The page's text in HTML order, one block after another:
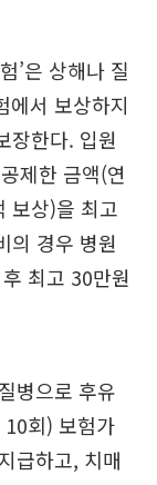
’은 상해나 질
에서 보상하지
장한다. 입원
제한 금액(연
보상)을 최고
의 경우 병원
최고 30만원
병으로 후유
회) 보험가
급하고, 치매